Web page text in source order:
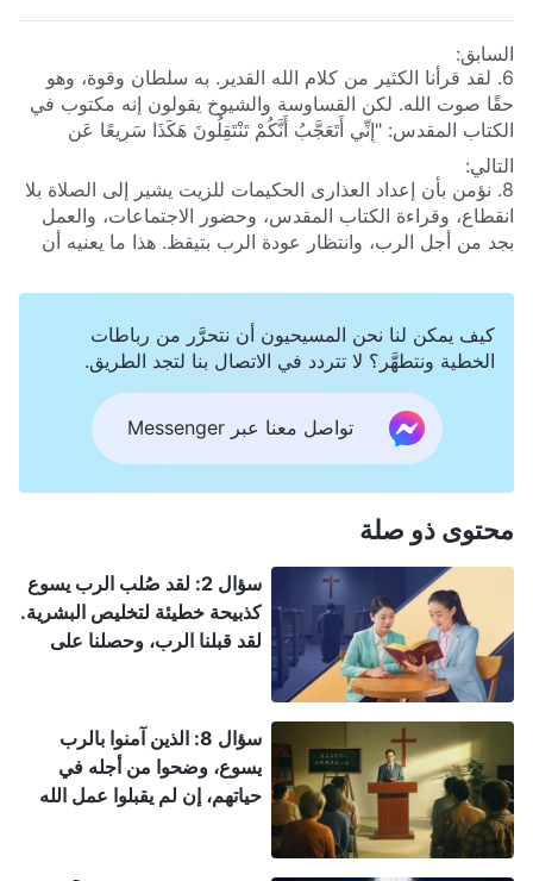
السابق:
6. لقد قرأنا الكثير من كلام الله القدير. به سلطان وقوة، وهو
حقًا صوت الله. لكن القساوسة والشيوخ يقولون إنه مكتوب في
الكتاب المقدس: "إِنِّي أَتَعَجَّبُ أَنَّكُمْ تَنْتَقِلُونَ هَكَذَا سَرِيعًا عَنِ
ٱلَّذِي دَعَاكُمْ بِنِعْمَةِ ٱلْمَسِيحِ إِلَى إِنْجِيلٍ آخَرَ! لَيْسَ هُوَ آخَرَ، غَيْرَ
أَنَّهُ يُوجَدُ قَوْمٌ يُزْعِجُونَكُمْ وَيُرِيدُونَ أَنْ يُحَوِّلُوا إِنْجِيلَ ٱلْمَسِيحِ.
وَلَكِنْ إِنْ بَشَّرْنَاكُمْ نَحْنُ أَوْ مَلَاكٌ مِنَ ٱلسَّمَاءِ بِغَيْرِ مَا بَشَّرْنَاكُمْ،
فَلْيَكُنْ "أَنَاثِيمَا"!"
(غلاطية 1: 6-8)
. وفقًا لهذه الكلمات التي قالها
بولس، يقول القساوسة والشيوخ إن إيماننا بالله القدير يبتعد عن
نشعر بأن ما يقولونه خطأ، لا يمكننا أن نقول على وجه اليقين
فيم يخطئون. نرجو أن تقدموا لنا شركة حول هذا.
التالي:
8. نؤمن بأن إعداد العذارى الحكيمات للزيت يشير إلى الصلاة بلا
انقطاع، وقراءة الكتاب المقدس، وحضور الاجتماعات، والعمل
بجد من أجل الرب، وانتظار عودة الرب بتيقظ. هذا ما يعنيه أن
ونحضر عشاء الخروف.
كيف يمكن لنا نحن المسيحيون أن نتحرَّر من رباطات
الخطية ونتطهَّر؟ لا تتردد في الاتصال بنا لتجد الطريق.
تواصل معنا عبر Messenger
محتوى ذو صلة
سؤال 2: لقد صُلب الرب يسوع
كذبيحة خطيئة لتخليص البشرية.
لقد قبلنا الرب، وحصلنا على
القدير للدينونة والتطهير في
الأيام الأخيرة؟
سؤال 8: الذين آمنوا بالرب
يسوع، وضحوا من أجله في
حياتهم، إن لم يقبلوا عمل الله